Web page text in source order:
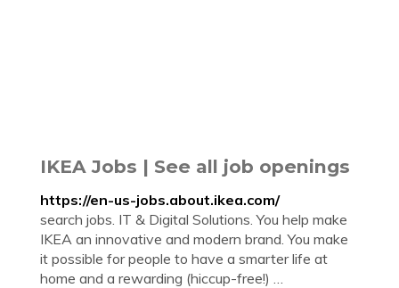
IKEA Jobs | See all job openings
https://en-us-jobs.about.ikea.com/
search jobs. IT & Digital Solutions. You help make
IKEA an innovative and modern brand. You make
it possible for people to have a smarter life at
home and a rewarding (hiccup-free!) …